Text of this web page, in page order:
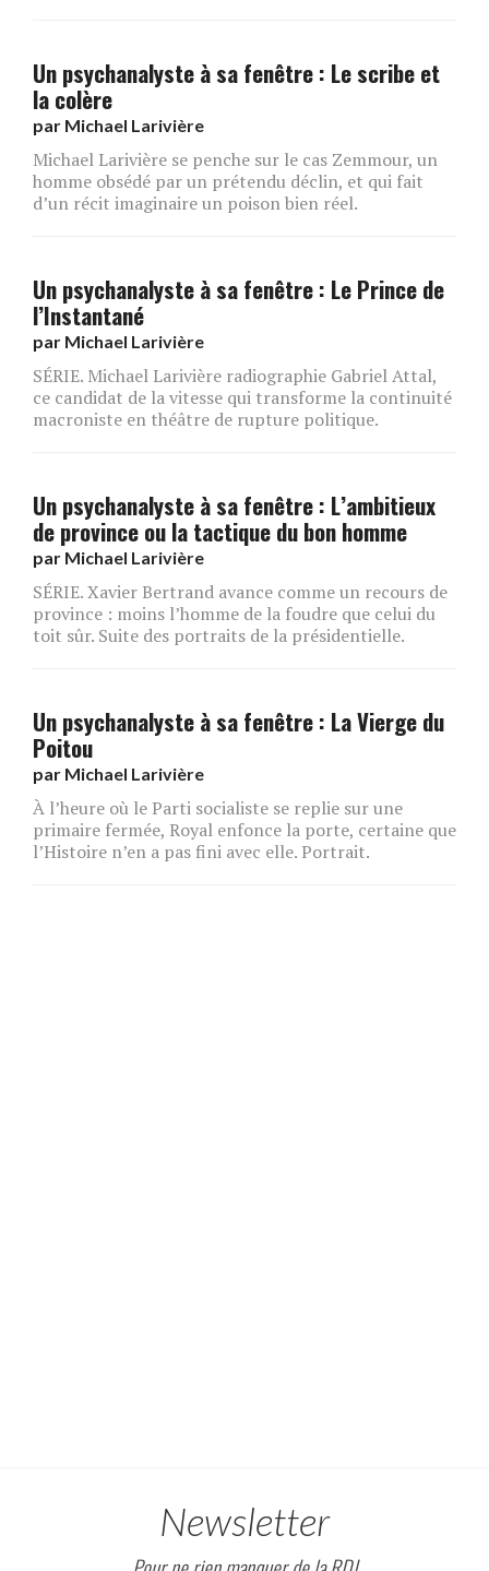
Un psychanalyste à sa fenêtre : Le scribe et
la colère
par Michael Larivière
Michael Larivière se penche sur le cas Zemmour, un
homme obsédé par un prétendu déclin, et qui fait
d’un récit imaginaire un poison bien réel.
Un psychanalyste à sa fenêtre : Le Prince de
l’Instantané
par Michael Larivière
SÉRIE. Michael Larivière radiographie Gabriel Attal,
ce candidat de la vitesse qui transforme la continuité
macroniste en théâtre de rupture politique.
Un psychanalyste à sa fenêtre : L’ambitieux
de province ou la tactique du bon homme
par Michael Larivière
SÉRIE. Xavier Bertrand avance comme un recours de
province : moins l’homme de la foudre que celui du
toit sûr. Suite des portraits de la présidentielle.
Un psychanalyste à sa fenêtre : La Vierge du
Poitou
par Michael Larivière
À l’heure où le Parti socialiste se replie sur une
primaire fermée, Royal enfonce la porte, certaine que
l’Histoire n’en a pas fini avec elle. Portrait.
Newsletter